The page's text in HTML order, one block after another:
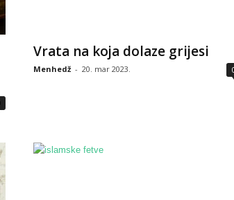
Vrata na koja dolaze grijesi
Menhedž - 20. mar 2023.